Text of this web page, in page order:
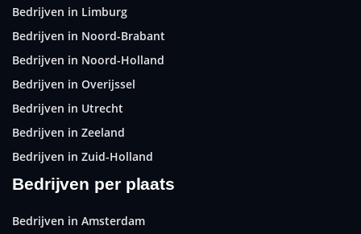
Bedrijven in Limburg
Bedrijven in Noord-Brabant
Bedrijven in Noord-Holland
Bedrijven in Overijssel
Bedrijven in Utrecht
Bedrijven in Zeeland
Bedrijven in Zuid-Holland
Bedrijven per plaats
Bedrijven in Amsterdam